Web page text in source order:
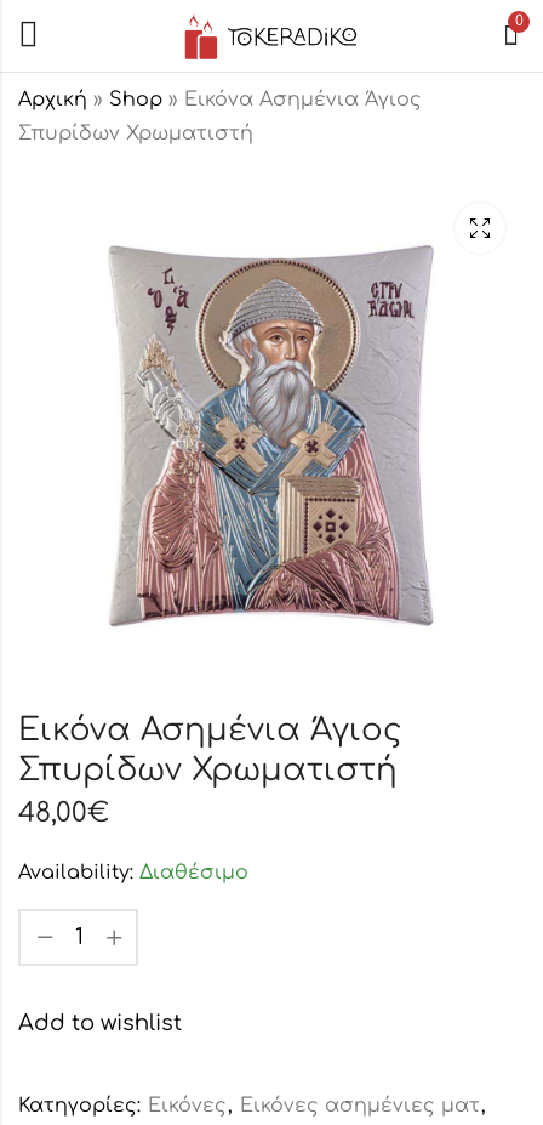
0
Αρχική » Shop » Εικόνα Ασημένια Άγιος
Σπυρίδων Χρωματιστή
48,00€
48,00
Εικόνα Ασημένια Άγιος
Σπυρίδων Χρωματιστή
48,00€
Availability: Διαθέσιμο
Add to wishlist
Κατηγορίες: Εικόνες, Εικόνες ασημένιες ματ,